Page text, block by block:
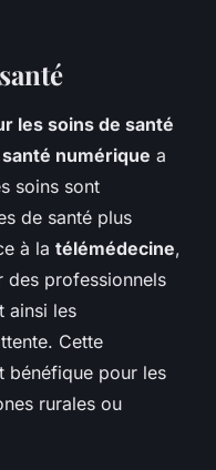
les soins de santé
santé numérique a
soins sont
de santé plus
à la télémédecine,
des professionnels
ainsi les
Cette
bénéfique pour les
rurales ou